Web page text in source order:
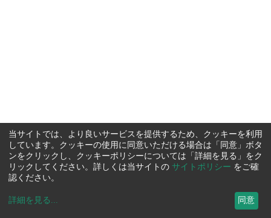
当サイトでは、より良いサービスを提供するため、クッキーを利用
しています。クッキーの使用に同意いただける場合は「同意」ボタ
ンをクリックし、クッキーポリシーについては「詳細を見る」をク
リックしてください。詳しくは当サイトの サイトポリシー をご確
認ください。
詳細を見る ... 同意